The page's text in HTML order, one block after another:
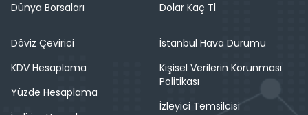
Dünya Borsaları
Dolar Kaç Tl
Döviz Çevirici
KDV Hesaplama
Yüzde Hesaplama
İstanbul Hava Durumu
Kişisel Verilerin Korunması
Politikası
İzleyici Temsilcisi